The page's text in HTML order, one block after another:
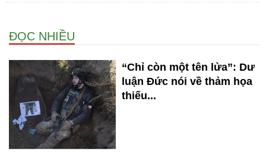
ĐỌC NHIỀU
“Chỉ còn một tên lửa”: Dư
luận Đức nói về thảm họa
thiếu...